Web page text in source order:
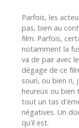
Parfois, les
pas, bien au
film. Parfois,
notamment la
va de pair avec
dégage de ce
souri, ou bien ri,
heureux ou bien
tout un tas
négatives. Un
qu'il est.